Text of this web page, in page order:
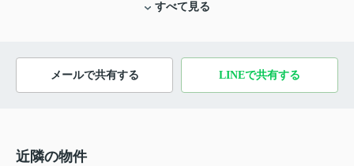
すべて見る
メールで共有する LINEで共有する
近隣の物件